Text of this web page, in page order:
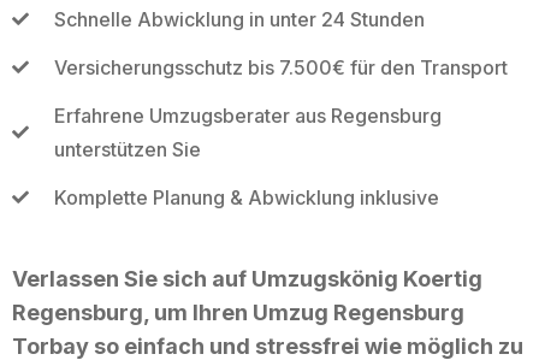
Schnelle Abwicklung in unter 24 Stunden
Versicherungsschutz bis 7.500€ für den Transport
Erfahrene Umzugsberater aus Regensburg
unterstützen Sie
Komplette Planung & Abwicklung inklusive
Verlassen Sie sich auf Umzugskönig Koertig
Regensburg, um Ihren Umzug Regensburg
Torbay so einfach und stressfrei wie möglich zu